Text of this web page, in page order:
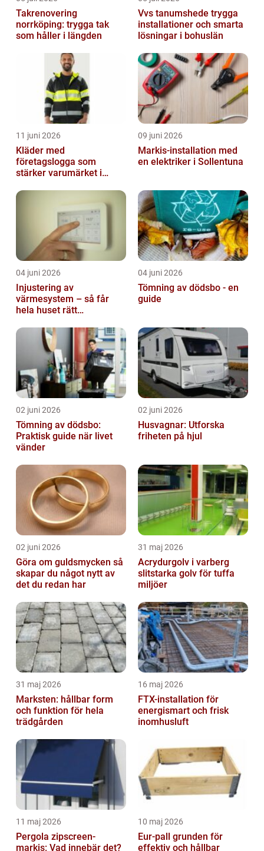
Takrenovering
norrköping: trygga tak
som håller i längden
Vvs tanumshede trygga
installationer och smarta
lösningar i bohuslän
11 juni 2026
Kläder med
företagslogga som
stärker varumärket i
09 juni 2026
Markis-installation med
en elektriker i Sollentuna
04 juni 2026
Injustering av
värmesystem – så får
hela huset rätt
04 juni 2026
Tömning av dödsbo - en
guide
02 juni 2026
Tömning av dödsbo:
Praktisk guide när livet
vänder
02 juni 2026
Husvagnar: Utforska
friheten på hjul
02 juni 2026
Göra om guldsmycken så
skapar du något nytt av
det du redan har
31 maj 2026
Acrydurgolv i varberg
slitstarka golv för tuffa
miljöer
31 maj 2026
Marksten: hållbar form
och funktion för hela
trädgården
16 maj 2026
FTX-installation för
energismart och frisk
inomhusluft
11 maj 2026
Pergola zipscreen-
markis: Vad innebär det?
10 maj 2026
Eur-pall grunden för
effektiv och hållbar